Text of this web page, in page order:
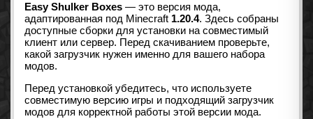
Easy Shulker Boxes — это версия мода,
адаптированная под Minecraft 1.20.4. Здесь собраны
доступные сборки для установки на совместимый
клиент или сервер. Перед скачиванием проверьте,
какой загрузчик нужен именно для вашего набора
модов.
Перед установкой убедитесь, что используете
совместимую версию игры и подходящий загрузчик
модов для корректной работы этой версии мода.